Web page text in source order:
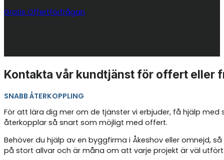
Gratis Offertförfrågan
Kontakta vår kundtjänst för offert eller
SNABB ÅTERKOPPLING
För att lära dig mer om de tjänster vi erbjuder, få hjälp
återkopplar så snart som möjligt med offert.
Behöver du hjälp av en byggfirma i Åkeshov eller omnejd,
på stort allvar och är måna om att varje projekt är väl